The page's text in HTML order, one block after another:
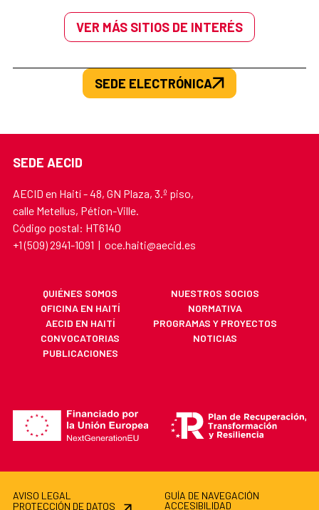
VER MÁS SITIOS DE INTERÉS
SEDE ELECTRÓNICA
SEDE AECID
AECID en Haití - 48, GN Plaza, 3.º piso,
calle Metellus, Pétion-Ville.
Código postal: HT6140
+1 (509) 2941-1091 | oce.haiti@aecid.es
QUIÉNES SOMOS
NUESTROS SOCIOS
OFICINA EN HAITÍ
NORMATIVA
AECID EN HAITÍ
PROGRAMAS Y PROYECTOS
CONVOCATORIAS
NOTICIAS
PUBLICACIONES
AVISO LEGAL
PROTECCIÓN DE DATOS
GUÍA DE NAVEGACIÓN
ACCESIBILIDAD